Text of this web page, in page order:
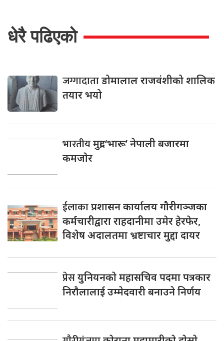
धेरै पढिएको
जग्गादाताडोमालाल राजवंशीको शालिक
तयार भयो
भारतीयमुद्रा ‘भारू’ नेपाली बजारमा
कमजाेर
ईलाकाप्रशासन कार्यालय गौरीगञ्जका
कर्मचारीद्वारा राहदानीमा उमेर हेरफेर,
विशेष अदालतमा भ्रष्टाचार मुद्दा दायर
प्रेसयुनियनकाे महासचिव पदमा पत्रकार
निराैलालाई उम्मेदवारी बनाउने निर्णय